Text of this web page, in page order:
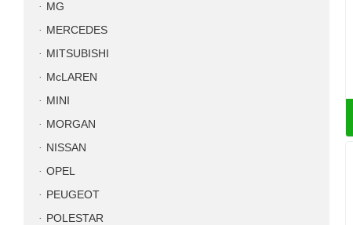
MG
MERCEDES
MITSUBISHI
McLAREN
MINI
MORGAN
NISSAN
OPEL
PEUGEOT
POLESTAR